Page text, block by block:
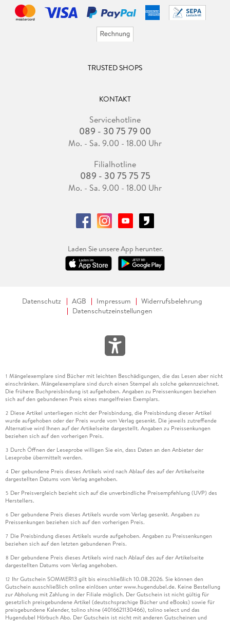
TRUSTED SHOPS
KONTAKT
Servicehotline
089 - 30 75 79 00
Mo. - Sa. 9.00 - 18.00 Uhr
Filialhotline
089 - 30 75 75 75
Mo. - Sa. 9.00 - 18.00 Uhr
Laden Sie unsere App herunter.
Datenschutz AGB Impressum
Widerrufsbelehrung
Datenschutzeinstellungen
1 Mängelexemplare sind Bücher mit leichten Beschädigungen, die das Lesen aber nicht
einschränken. Mängelexemplare sind durch einen Stempel als solche gekennzeichnet.
Die frühere Buchpreisbindung ist aufgehoben. Angaben zu Preissenkungen beziehen
sich auf den gebundenen Preis eines mangelfreien Exemplars.
2 Diese Artikel unterliegen nicht der Preisbindung, die Preisbindung dieser Artikel
wurde aufgehoben oder der Preis wurde vom Verlag gesenkt. Die jeweils zutreffende
Alternative wird Ihnen auf der Artikelseite dargestellt. Angaben zu Preissenkungen
beziehen sich auf den vorherigen Preis.
3 Durch Öffnen der Leseprobe willigen Sie ein, dass Daten an den Anbieter der
Leseprobe übermittelt werden.
4 Der gebundene Preis dieses Artikels wird nach Ablauf des auf der Artikelseite
dargestellten Datums vom Verlag angehoben.
5 Der Preisvergleich bezieht sich auf die unverbindliche Preisempfehlung (UVP) des
Herstellers.
6 Der gebundene Preis dieses Artikels wurde vom Verlag gesenkt. Angaben zu
Preissenkungen beziehen sich auf den vorherigen Preis.
7 Die Preisbindung dieses Artikels wurde aufgehoben. Angaben zu Preissenkungen
beziehen sich auf den letzten gebundenen Preis.
8 Der gebundene Preis dieses Artikels wird nach Ablauf des auf der Artikelseite
dargestellten Datums vom Verlag angehoben.
12 Ihr Gutschein SOMMER13 gilt bis einschließlich 10.08.2026. Sie können den
Gutschein ausschließlich online einlösen unter www.hugendubel.de. Keine Bestellung
zur Abholung mit Zahlung in der Filiale möglich. Der Gutschein ist nicht gültig für
gesetzlich preisgebundene Artikel (deutschsprachige Bücher und eBooks) sowie für
preisgebundene Kalender, tolino shine (4016621130466), tolino select und das
Hugendubel Hörbuch Abo. Der Gutschein ist nicht mit anderen Gutscheinen und